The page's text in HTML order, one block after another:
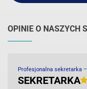
OPINIE O NASZYCH
Profesjonalna sekretarka
SEKRETARKA